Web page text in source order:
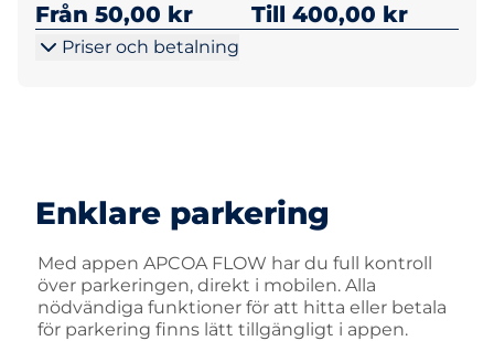
Från 50,00 kr Till 400,00 kr
Priser och betalning
Enklare parkering
Med appen APCOA FLOW har du full kontroll
över parkeringen, direkt i mobilen. Alla
nödvändiga funktioner för att hitta eller betala
för parkering finns lätt tillgängligt i appen.